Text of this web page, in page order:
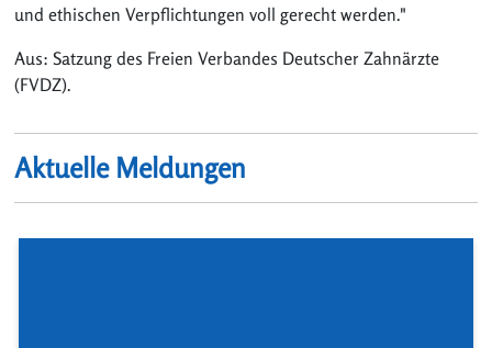
und ethischen Verpflichtungen voll gerecht werden."
Aus: Satzung des Freien Verbandes Deutscher Zahnärzte
(FVDZ).
Aktuelle Meldungen